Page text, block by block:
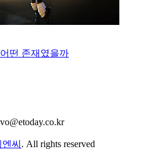
떤 존재였을까
씨 . All rights reserved